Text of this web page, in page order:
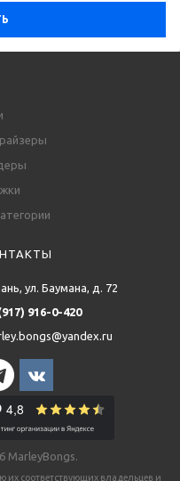
ул. Баумана, д. 72
916-0-420
MarleyBongs.
их соответствующих владельцев и